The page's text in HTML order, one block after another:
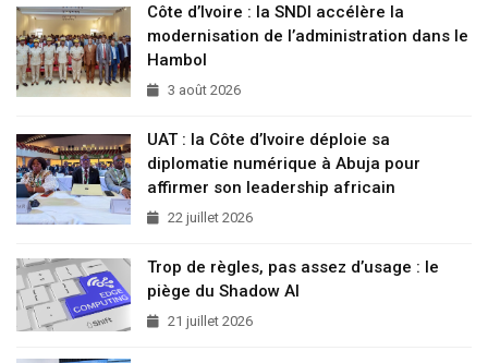
Côte d’Ivoire : la SNDI accélère la
modernisation de l’administration dans le
Hambol
3 août 2026
UAT : la Côte d’Ivoire déploie sa
diplomatie numérique à Abuja pour
affirmer son leadership africain
22 juillet 2026
Trop de règles, pas assez d’usage : le
piège du Shadow AI
21 juillet 2026